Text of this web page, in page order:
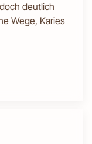
deutlich
Wege, Karies